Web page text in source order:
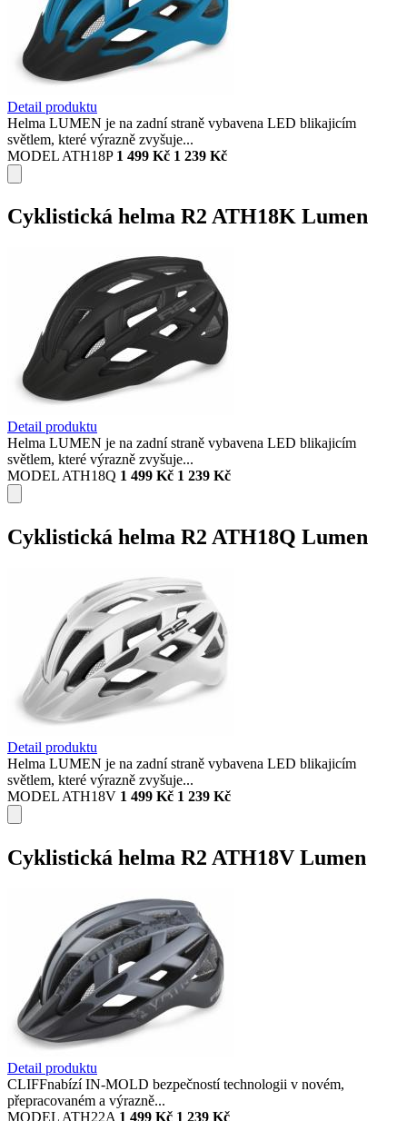
Detail produktu
Helma LUMEN je na zadní straně vybavena LED blikajicím
světlem, které výrazně zvyšuje...
MODEL ATH18P 1 499 Kč 1 239 Kč
Cyklistická helma R2 ATH18K Lumen
Detail produktu
Helma LUMEN je na zadní straně vybavena LED blikajicím
světlem, které výrazně zvyšuje...
MODEL ATH18Q 1 499 Kč 1 239 Kč
Cyklistická helma R2 ATH18Q Lumen
Detail produktu
Helma LUMEN je na zadní straně vybavena LED blikajicím
světlem, které výrazně zvyšuje...
MODEL ATH18V 1 499 Kč 1 239 Kč
Cyklistická helma R2 ATH18V Lumen
Detail produktu
CLIFFnabízí IN-MOLD bezpečností technologii v novém,
přepracovaném a výrazně...
MODEL ATH22A 1 499 Kč 1 239 Kč